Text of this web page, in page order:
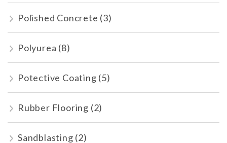
Polished Concrete (3)
Polyurea (8)
Potective Coating (5)
Rubber Flooring (2)
Sandblasting (2)